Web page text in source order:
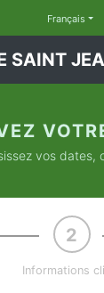
Français
SAINT
vos dates,
Informations